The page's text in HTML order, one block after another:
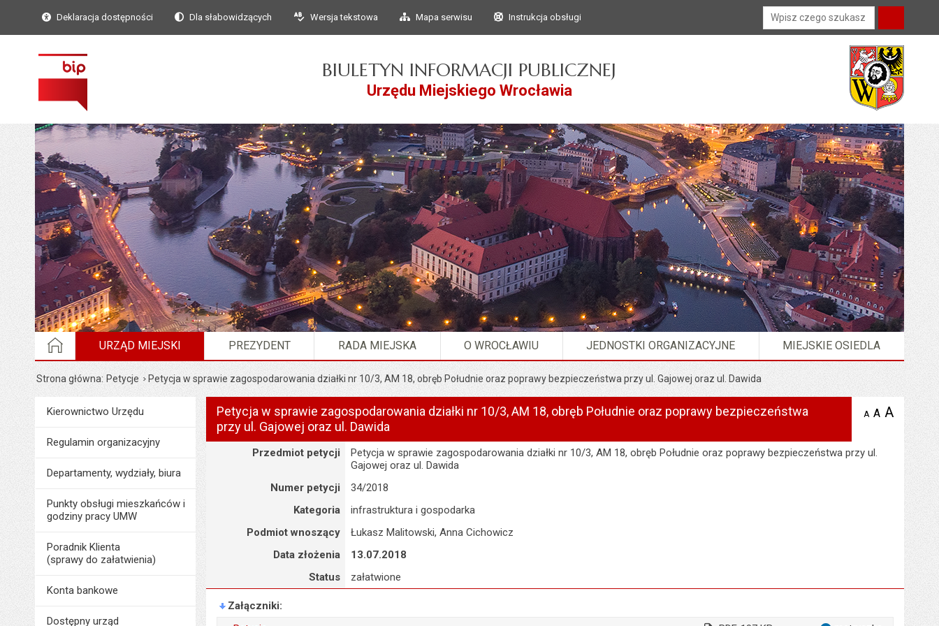
Przejdź do głównego
Przejdź do treści
Deklaracja dostępności Dla słabowidzących Wersja tekstowa Mapa serwisu Instrukcja obsługi Wyszukiwarka
BIULETYN INFORMACJI PUBLICZNEJ
Urzędu Miejskiego Wrocławia
STRONA GŁÓWNA
URZĄD MIEJSKI PREZYDENT RADA MIEJSKA O WROCŁAWIU JEDNOSTKI ORGANIZACYJNE MIEJSKIE OSIEDLA
Strona główna Petycje Petycja w sprawie zagospodarowania działki nr 10/3, AM 18, obręb Południe oraz poprawy bezpieczeństwa przy ul. Gajowej oraz ul. Dawida
MenuUrząd Miejski
Kierownictwo Urzędu
Regulamin organizacyjny
Departamenty, wydziały, biura
Punkty obsługi mieszkańców i
godziny pracy UMW
Poradnik Klienta
(sprawy do załatwienia)
Konta bankowe
Dostępny urząd
Petycja w sprawie zagospodarowania działki nr 10/3, AM 18, obręb Południe oraz poprawy bezpieczeństwa
przy ul. Gajowej oraz ul. Dawida
Wersja strony w formacie
A zmniejsz
A domyślna
A
SzczegółyPrzedmiot petycji
Petycja w sprawie zagospodarowania działki nr 10/3, AM 18, obręb Południe oraz poprawy bezpieczeństwa przy ul.
Gajowej oraz ul. Dawida
Numer petycji
34/2018
Kategoria
infrastruktura i gospodarka
Podmiot wnoszący
Łukasz Malitowski, Anna Cichowicz
Data złożenia
13.07.2018
Status
załatwione
Załączniki